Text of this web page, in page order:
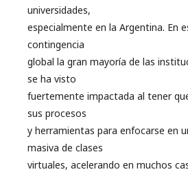
universidades,
especialmente en la Argentina. En
contingencia
global la gran mayoría de las
se ha visto
fuertemente impactada al tener
sus procesos
y herramientas para enfocarse en
masiva de clases
virtuales, acelerando en muchos